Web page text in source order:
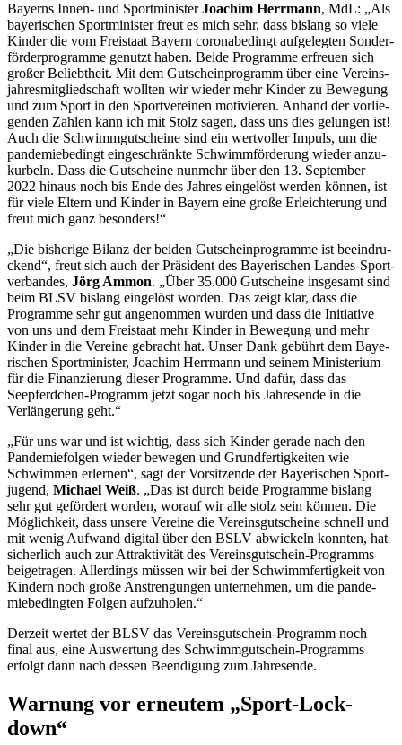
Bayerns Innen- und Sport­mi­nis­terJoachim Herr­mann, MdL: „Als
baye­ri­schen Sport­mi­nis­ter freut es mich sehr, dass bislang so viele
Kinder die vom Frei­staat Bayern coro­nabe­dingt aufge­leg­ten Sonder­
för­der­pro­gramme genutzt haben. Beide Programme erfreuen sich
großer Beliebt­heit. Mit dem Gutschein­pro­gramm über eine Vereins­
jah­res­mit­glied­schaft woll­ten wir wieder mehr Kinder zu Bewe­gung
und zum Sport in den Sport­ver­ei­nen moti­vie­ren. Anhand der vorlie­
gen­den Zahlen kann ich mit Stolz sagen, dass uns dies gelun­gen ist!
Auch die Schwimm­gut­scheine sind ein wert­vol­ler Impuls, um die
pande­mie­be­dingt einge­schränkte Schwimm­för­de­rung wieder anzu­
kur­beln. Dass die Gutscheine nunmehr über den 13. Septem­ber
2022 hinaus noch bis Ende des Jahres einge­löst werden können, ist
für viele Eltern und Kinder in Bayern eine große Erleich­te­rung und
freut mich ganz besonders!“
„Die bishe­rige Bilanz der beiden Gutschein­pro­gramme ist beein­dru­
ckend“, freut sich auch der Präsi­dent des Baye­ri­schen Landes-Sport­
ver­ban­des, Jörg Ammon. „Über 35.000 Gutscheine insge­samt sind
beim BLSV bislang einge­löst worden. Das zeigt klar, dass die
Programme sehr gut ange­nom­men wurden und dass die Initia­tive
von uns und dem Frei­staat mehr Kinder in Bewe­gung und mehr
Kinder in die Vereine gebracht hat. Unser Dank gebührt dem Baye­
ri­schen Sport­mi­nis­ter, Joachim Herr­mann und seinem Minis­te­rium
für die Finan­zie­rung dieser Programme. Und dafür, dass das
Seepferd­chen-Programm jetzt sogar noch bis Jahres­ende in die
Verlän­ge­rung geht.“
„Für uns war und ist wich­tig, dass sich Kinder gerade nach den
Pande­mie­fol­gen wieder bewe­gen und Grund­fer­tig­kei­ten wie
Schwim­men erler­nen“, sagt der Vorsit­zende der Baye­ri­schen Sport­
ju­gend, Michael Weiß. „Das ist durch beide Programme bislang
sehr gut geför­dert worden, worauf wir alle stolz sein können. Die
Möglich­keit, dass unsere Vereine die Vereins­gut­scheine schnell und
mit wenig Aufwand digi­tal über den BSLV abwi­ckeln konn­ten, hat
sicher­lich auch zur Attrak­ti­vi­tät des Vereins­gut­schein-Programms
beigetra­gen. Aller­dings müssen wir bei der Schwimm­fer­tig­keit von
Kindern noch große Anstren­gun­gen unter­neh­men, um die pande­
mie­be­ding­ten Folgen aufzuholen.“
Derzeit wertet der BLSV das Vereins­gut­schein-Programm noch
final aus, eine Auswer­tung des Schwimm­gut­schein-Programms
erfolgt dann nach dessen Been­di­gung zum Jahresende.
Warnung vor erneu­tem „Sport-Lock­
down“